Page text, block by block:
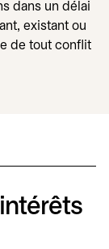
dans un délai
existant ou
de tout conflit